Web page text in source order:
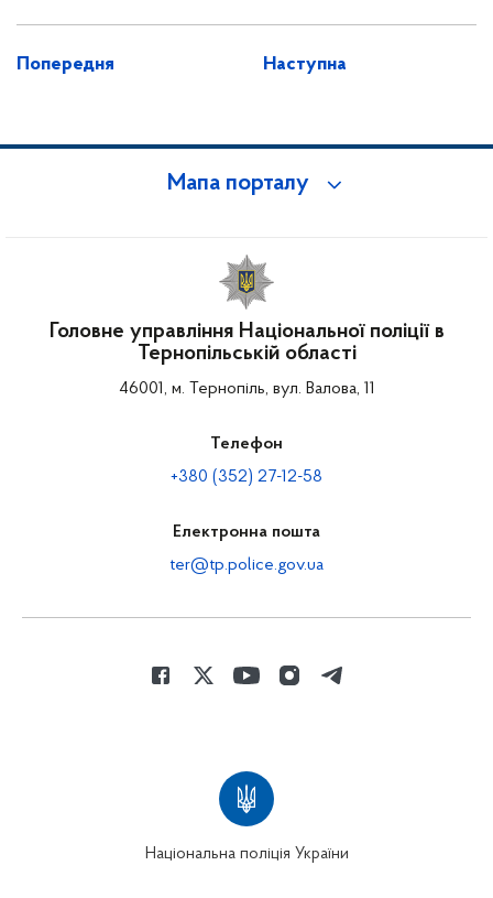
Попередня Наступна
Мапа порталу
Головне управління Національної поліції в
Тернопільській області
46001, м. Тернопіль, вул. Валова, 11
Телефон
+380 (352) 27-12-58
Електронна пошта
ter@tp.police.gov.ua
Національна поліція України